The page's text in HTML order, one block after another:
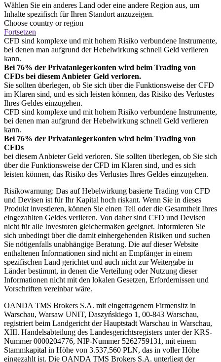
Wählen Sie ein anderes Land oder eine andere Region aus, um
Inhalte spezifisch für Ihren Standort anzuzeigen.
Choose country or region
Fortsetzen
CFD sind komplexe und mit hohem Risiko verbundene Instrumente,
bei denen man aufgrund der Hebelwirkung schnell Geld verlieren
kann.
Bei 76% der Privatanlegerkonten wird beim Trading von
CFDs bei diesem Anbieter Geld verloren.
Sie sollten überlegen, ob Sie sich über die Funktionsweise der CFD
im Klaren sind, und es sich leisten können, das Risiko des Verlustes
Ihres Geldes einzugehen.
CFD sind komplexe und mit hohem Risiko verbundene Instrumente,
bei denen man aufgrund der Hebelwirkung schnell Geld verlieren
kann.
Bei 76% der Privatanlegerkonten wird beim Trading von
CFDs
bei diesem Anbieter Geld verloren. Sie sollten überlegen, ob Sie sich
über die Funktionsweise der CFD im Klaren sind, und es sich
leisten können, das Risiko des Verlustes Ihres Geldes einzugehen.
Risikowarnung: Das auf Hebelwirkung basierte Trading von CFD
und Devisen ist für Ihr Kapital hoch riskant. Wenn Sie in dieses
Produkt investieren, können Sie einen Teil oder die Gesamtheit Ihres
eingezahlten Geldes verlieren. Von daher sind CFD und Devisen
nicht für alle Investoren gleichermaßen geeignet. Informieren Sie
sich unbedingt über die damit einhergehenden Risiken und suchen
Sie nötigenfalls unabhängige Beratung. Die auf dieser Website
enthaltenen Informationen sind nicht an Empfänger in einem
spezifischen Land gerichtet und auch nicht zur Weitergabe in
Länder bestimmt, in denen die Verteilung oder Nutzung dieser
Informationen nicht mit den lokalen Gesetzen, Erfordernissen und
Vorschriften vereinbar wäre.
OANDA TMS Brokers S.A. mit eingetragenem Firmensitz in
Warschau, Warsaw UNIT, Daszyńskiego 1, 00-843 Warschau,
registriert beim Landgericht der Hauptstadt Warschau in Warschau,
XIII. Handelsabteilung des Landesgerichtsregisters unter der KRS-
Nummer 0000204776, NIP-Nummer 5262759131, mit einem
Stammkapital in Höhe von 3.537,560 PLN, das in voller Höhe
eingezahlt ist. Die OANDA TMS Brokers S.A. unterliegt der